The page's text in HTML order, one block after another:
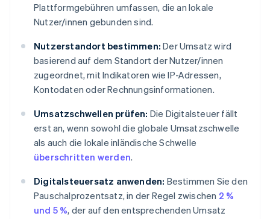
Plattformgebühren umfassen, die an lokale
Nutzer/innen gebunden sind.
Nutzerstandort bestimmen: Der Umsatz wird
basierend auf dem Standort der Nutzer/innen
zugeordnet, mit Indikatoren wie IP-Adressen,
Kontodaten oder Rechnungsinformationen.
Umsatzschwellen prüfen: Die Digitalsteuer fällt
erst an, wenn sowohl die globale Umsatzschwelle
als auch die lokale inländische Schwelle
überschritten werden.
Digitalsteuersatz anwenden: Bestimmen Sie den
Pauschalprozentsatz, in der Regel zwischen 2 %
und 5 %, der auf den entsprechenden Umsatz